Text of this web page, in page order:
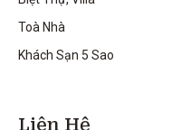
Toà Nhà
Khách Sạn 5 Sao
Liên Hệ